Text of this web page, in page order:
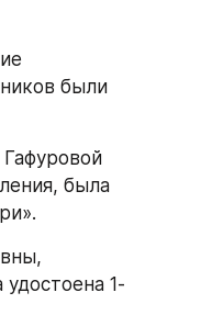
были
была
1-